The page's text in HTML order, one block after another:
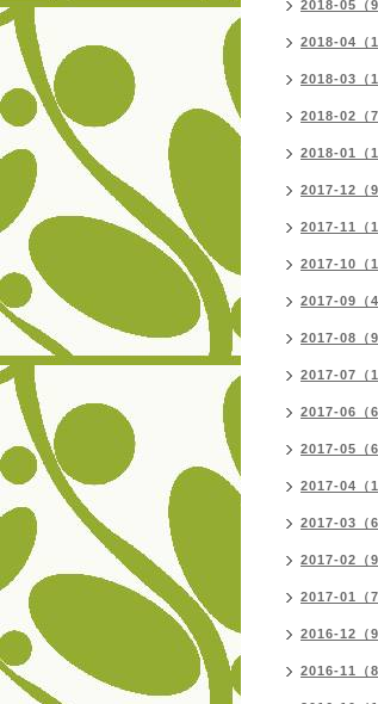
2018-05（9
2018-04（
2018-03（
2018-02（7
2018-01（
2017-12（9
2017-11（
2017-10（
2017-09（4
2017-08（9
2017-07（
2017-06（6
2017-05（6
2017-04（
2017-03（6
2017-02（9
2017-01（7
2016-12（9
2016-11（8